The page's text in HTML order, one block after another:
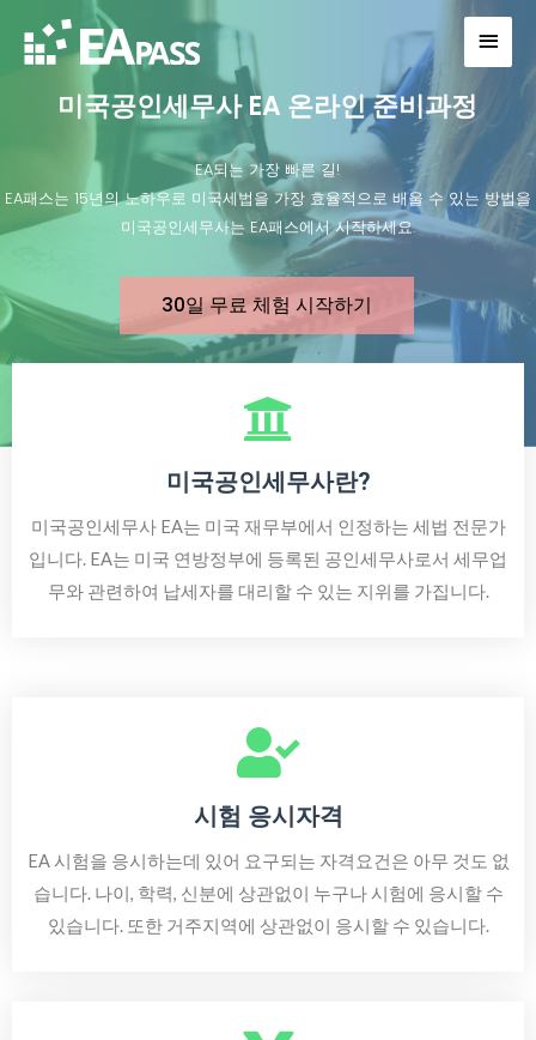
미국공인세무사란?
미국공인세무사 EA는 미국 재무부에서 인정하는 세법 전문가
입니다. EA는 미국 연방정부에 등록된 공인세무사로서 세무업
무와 관련하여 납세자를 대리할 수 있는 지위를 가집니다.
시험 응시자격
EA 시험을 응시하는데 있어 요구되는 자격요건은 아무 것도 없
습니다. 나이, 학력, 신분에 상관없이 누구나 시험에 응시할 수
있습니다. 또한 거주지역에 상관없이 응시할 수 있습니다.